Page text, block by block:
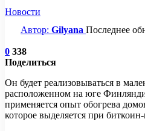
Новости
Автор: Gilyana Последнее
0 338
Поделиться
Он будет реализовываться в
расположенном на юге
применяется опыт обогрева
которое выделяется при